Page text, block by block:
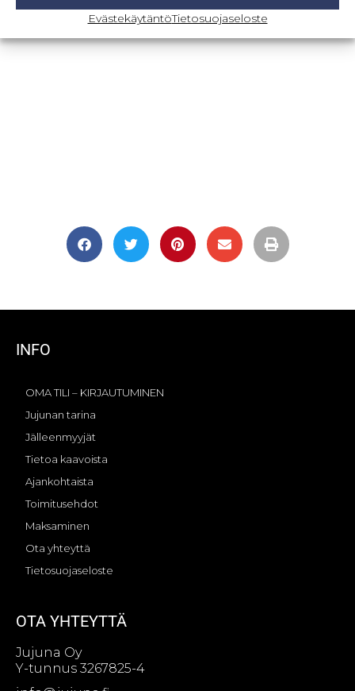
EvästekäytäntöTietosuojaseloste
INFO
OMA TILI – KIRJAUTUMINEN
Jujunan tarina
Jälleenmyyjät
Tietoa kaavoista
Ajankohtaista
Toimitusehdot
Maksaminen
Ota yhteyttä
Tietosuojaseloste
OTA YHTEYTTÄ
Jujuna Oy
Y-tunnus 3267825-4